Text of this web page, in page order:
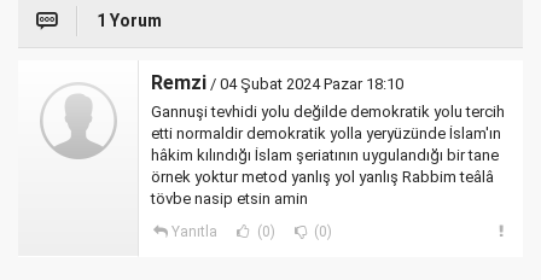
1 Yorum
Remzi / 04 Şubat 2024 Pazar 18:10
Gannuşi tevhidi yolu değilde demokratik yolu tercih
etti normaldir demokratik yolla yeryüzünde İslam'ın
hâkim kılındığı İslam şeriatının uygulandığı bir tane
örnek yoktur metod yanlış yol yanlış Rabbim teâlâ
tövbe nasip etsin amin
Yanıtla (0) (0)